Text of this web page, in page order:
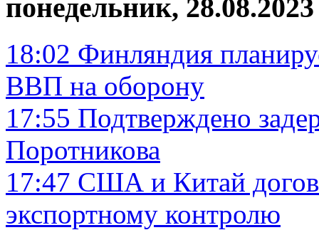
понедельник, 28.08.2023
18:02 Финляндия
ВВП на оборону
17:55 Подтверждено
Поротникова
17:47 США и Китай
экспортному контролю